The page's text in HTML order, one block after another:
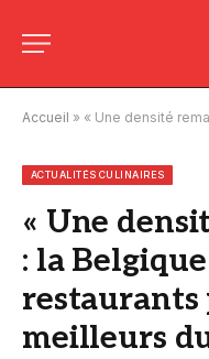
Accueil » « Une densité remarquable »
ACTUALITÉS CULINAIRES
« Une
: la
restaurants
meilleurs